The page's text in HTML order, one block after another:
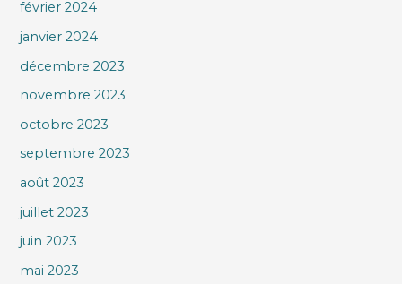
février 2024
janvier 2024
décembre 2023
novembre 2023
octobre 2023
septembre 2023
août 2023
juillet 2023
juin 2023
mai 2023